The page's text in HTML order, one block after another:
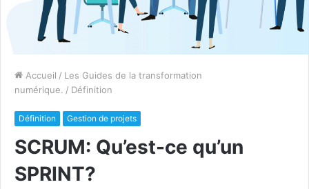
Accueil / Les Guides de la transformation
numérique. / Définition
Définition Gestion de projets
SCRUM: Qu’est-ce qu’un
SPRINT?